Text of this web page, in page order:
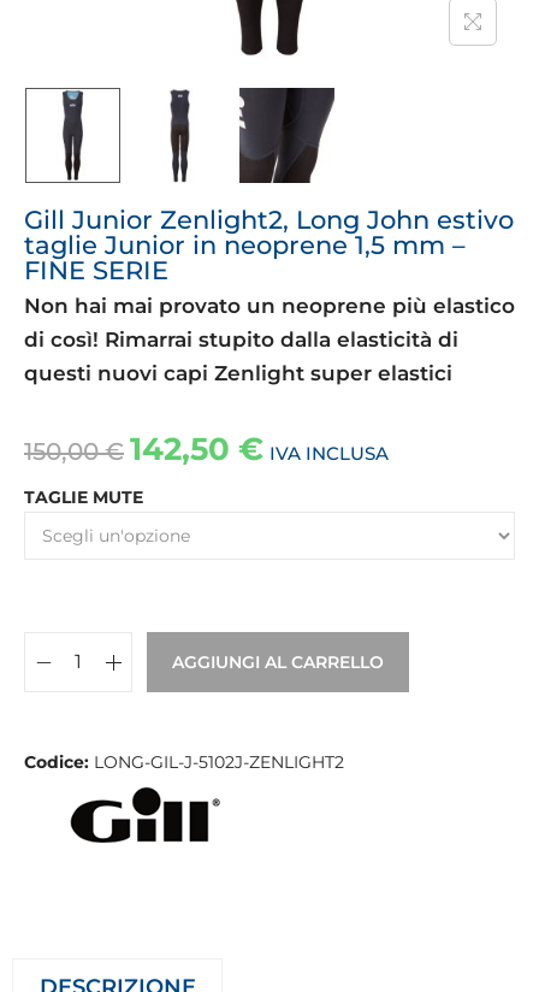
Gill Junior Zenlight2, Long John estivo
taglie Junior in neoprene 1,5 mm –
FINE SERIE
Non hai mai provato un neoprene più elastico
di così! Rimarrai stupito dalla elasticità di
questi nuovi capi Zenlight super elastici
150,00€ 142,50 € IVA INCLUSA
TAGLIE MUTE
AGGIUNGI AL CARRELLO
Codice: LONG-GIL-J-5102J-ZENLIGHT2